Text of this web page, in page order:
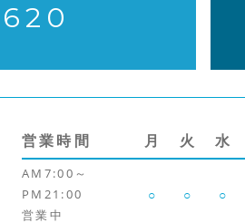
営業時間 月 火 水
AM7:00～
PM21:00
営業中
○ ○ ○